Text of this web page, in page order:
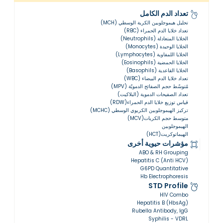
تعداد الدم الكامل
تحليل هيموجلوبين الكرية الوسطي (MCH)
تعداد خلايا الدم الحمراء (RBC)
الخلايا المتعادلة (Neutrophils)
الخلايا الوحيدة (Monocytes)
الخلايا اللمفاوية (Lymphocytes)
الخلايا الحمضية (Eosinophils)
الخلايا القاعدية (Basophils)
تعداد خلايا الدم البيضاء (WBC)
مُتوسّط ​​حجم الصفائح الدمويّة (MPV)
تعداد الصفيحات الدموية (البلاكيت)
قياس توزيع خلايا الدم الحمراء(RDW)
تركيز الهيموجلوبين الكريوي الوسطي (MCHC)
متوسط حجم الكريات(MCV)
الهيموجلوبين
الهيماتوكريت(HCT)
مؤشرات حيوية أخرى
ABO & RH Grouping
Hepatitis C (Anti HCV)
G6PD Quantitative
Hb Electrophoresis
STD Profile
HIV Combo
Hepatitis B (HbsAg)
Rubella Antibody, IgG
Syphilis - VDRL